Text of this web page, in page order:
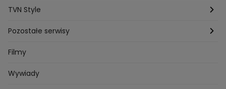
Katarzyna Marczak
Bartosz Laskowski
Zuzanna Kaszuba
Ewa Galica
Kuchenne rewolucje
Azja Express
MasterChef
Detektywi
Damy i wieśniaczki
Back to school
Zakup w ciemno
Gogglebox. Przed telewizorem
Program TV
Aktualności
Nasze Programy
Castingi
TVN Style
Aktualności
Castingi
Wideo
Pozostałe serwisy
TVN24
Eurosport
Filmy
Wywiady